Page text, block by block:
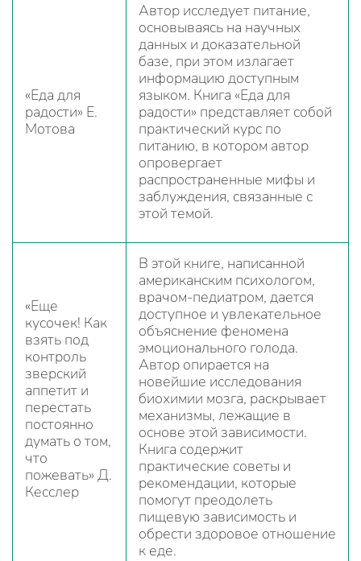
«Еда для
радости» Е.
Мотова
Автор исследует питание,
основываясь на научных
данных и доказательной
базе, при этом излагает
информацию доступным
языком. Книга «Еда для
радости» представляет собой
практический курс по
питанию, в котором автор
опровергает
распространенные мифы и
заблуждения, связанные с
этой темой.
«Еще
кусочек! Как
взять под
контроль
зверский
аппетит и
перестать
постоянно
думать о том,
что
пожевать» Д.
Кесслер
В этой книге, написанной
американским психологом,
врачом-педиатром, дается
доступное и увлекательное
объяснение феномена
эмоционального голода.
Автор опирается на
новейшие исследования
биохимии мозга, раскрывает
механизмы, лежащие в
основе этой зависимости.
Книга содержит
практические советы и
рекомендации, которые
помогут преодолеть
пищевую зависимость и
обрести здоровое отношение
к еде.